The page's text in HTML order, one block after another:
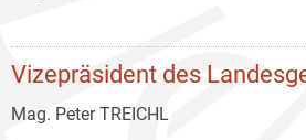
Vizepräsident des
Mag. Peter TREICHL